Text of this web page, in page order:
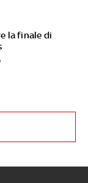
la finale di